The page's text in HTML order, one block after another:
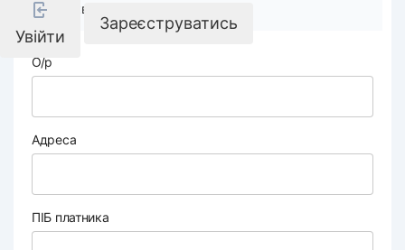
Увійти
Зареєструватись
Реквізити компанії
О/р
Адреса
ПІБ платника